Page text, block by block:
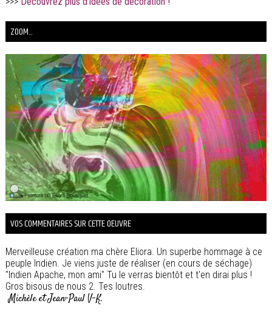
ZOOM...
VOS COMMENTAIRES SUR CETTE OEUVRE
Merveilleuse création ma chère Eliora. Un superbe hommage à ce
peuple Indien. Je viens juste de réaliser (en cours de séchage)
"Indien Apache, mon ami" Tu le verras bientôt et t'en dirai plus !
Gros bisous de nous 2. Tes loutres.
Michèle et Jean-Paul V-K.